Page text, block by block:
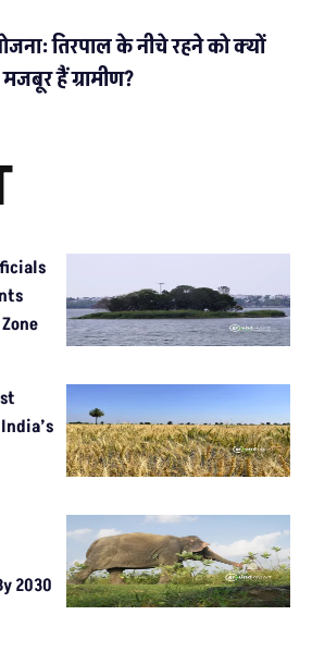
तिरपाल के नीचे रहने को क्यों
मजबूर हैं ग्रामीण?
2030